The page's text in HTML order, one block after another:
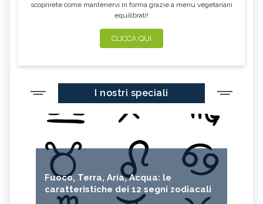
scoprirete come mantenervi in forma grazie a menu vegetariani
equilibrati!
CLICCA QUI
I nostri speciali
Fuoco, Terra, Aria, Acqua: le
caratteristiche dei 12 segni zodiacali